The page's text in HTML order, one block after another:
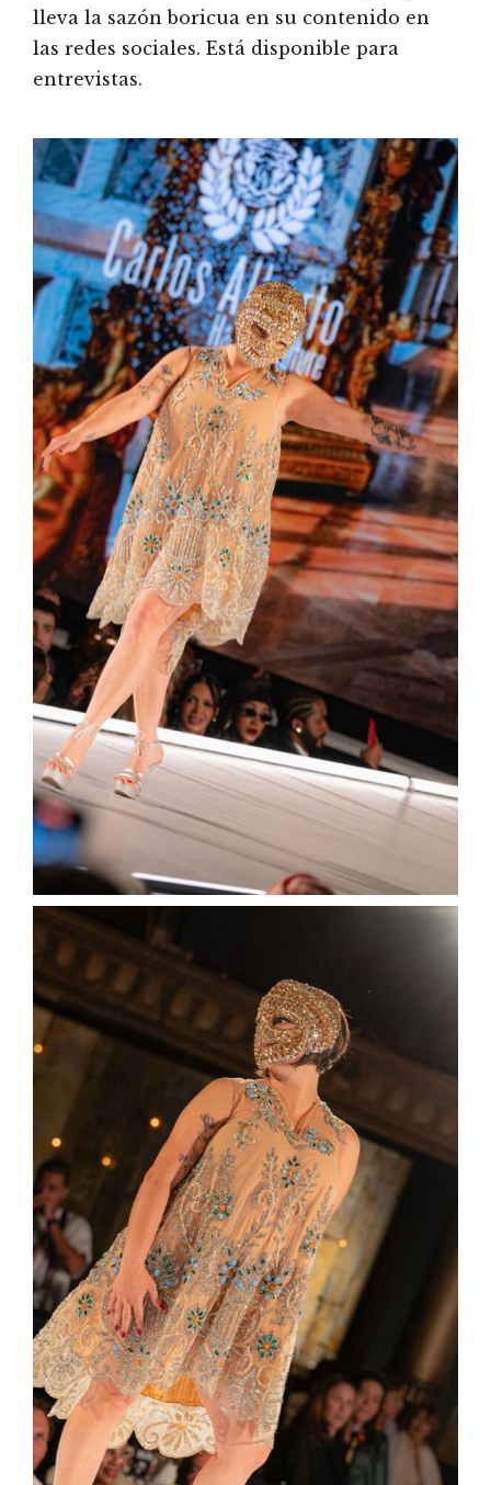
lleva la sazón boricua en su contenido en
las redes sociales. Está disponible para
entrevistas.